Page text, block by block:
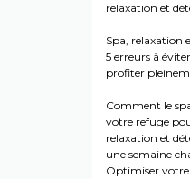
relaxation et
Spa, relaxation
5 erreurs à
profiter
Comment le
votre refuge
relaxation et
une semaine
Optimiser